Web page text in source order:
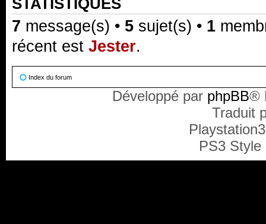
7 message(s) • 5 sujet(s) • 1
récent est Jester.
Index du forum
Développé par phpBB®
Traduit
PS3